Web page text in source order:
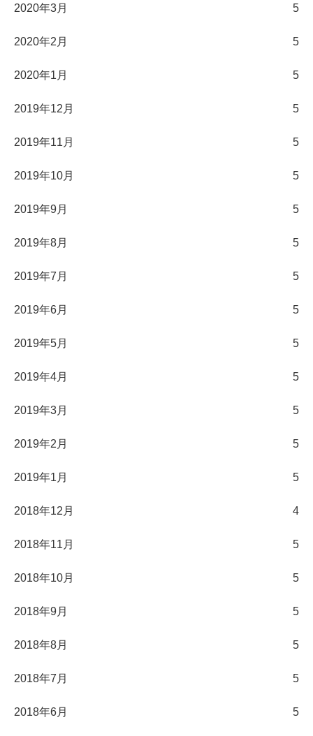
2020年3月 5
2020年2月 5
2020年1月 5
2019年12月 5
2019年11月 5
2019年10月 5
2019年9月 5
2019年8月 5
2019年7月 5
2019年6月 5
2019年5月 5
2019年4月 5
2019年3月 5
2019年2月 5
2019年1月 5
2018年12月 4
2018年11月 5
2018年10月 5
2018年9月 5
2018年8月 5
2018年7月 5
2018年6月 5